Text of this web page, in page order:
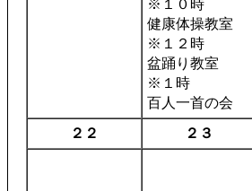
※１０時
健康体操教室
※１２時
盆踊り教室
※１時
百人一首の会
２２ ２３